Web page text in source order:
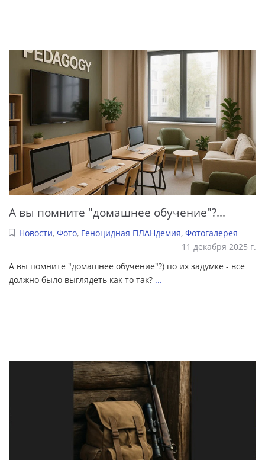
А вы помните "домашнее обучение"?...
Новости, Фото, Геноцидная ПЛАНдемия, Фотогалерея
11 декабря 2025 г.
А вы помните "домашнее обучение"?) по их задумке - все
должно было выглядеть как то так? ...